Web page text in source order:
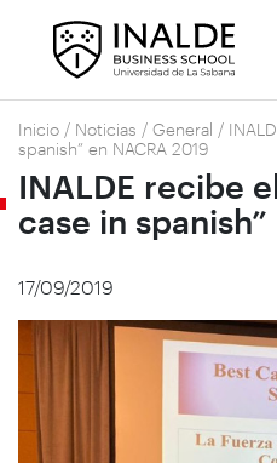
Inicio / Noticias / General /
spanish” en NACRA 2019
INALDE recibe
case in
17/09/2019